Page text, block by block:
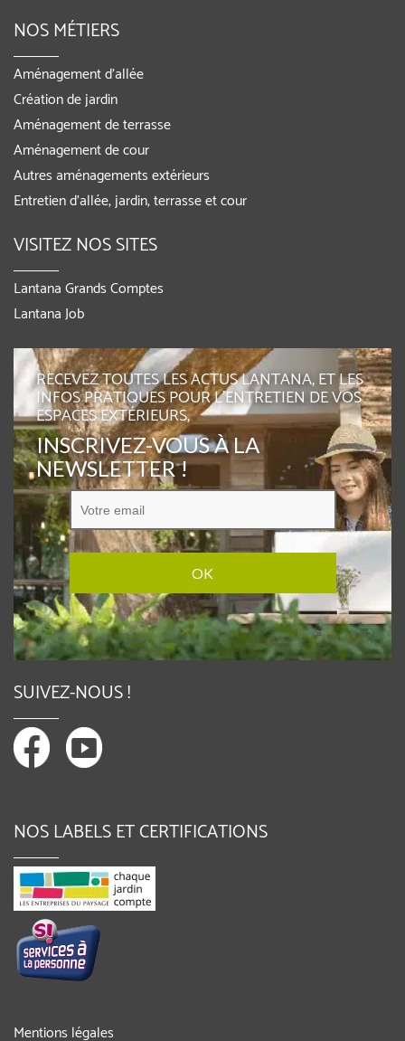
NOS MÉTIERS
Aménagement d’allée
Création de jardin
Aménagement de terrasse
Aménagement de cour
Autres aménagements extérieurs
Entretien d’allée, jardin, terrasse et cour
VISITEZ NOS SITES
Lantana Grands Comptes
Lantana Job
RECEVEZ TOUTES LES ACTUS LANTANA, ET LES
INFOS PRATIQUES POUR L'ENTRETIEN DE VOS
ESPACES EXTÉRIEURS,
INSCRIVEZ-VOUS À LA
NEWSLETTER !
SUIVEZ-NOUS !
NOS LABELS ET CERTIFICATIONS
Mentions légales